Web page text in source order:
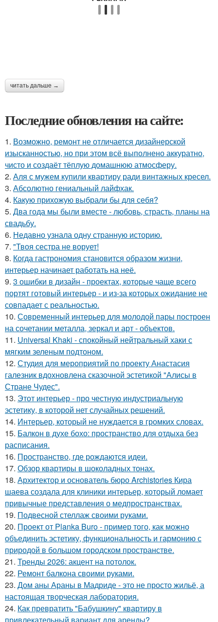
читать дальше →
Последние обновления на сайте:
1. Возможно, ремонт не отличается дизайнерской
изысканностью, но при этом всё выполнено аккуратно,
чисто и создаёт тёплую домашнюю атмосферу.
2. Аля с мужем купили квартиру ради винтажных кресел.
3. Абсолютно гениальный лайфхак.
4. Какую прихожую выбрали бы для себя?
5. Два года мы были вместе - любовь, страсть, планы на
свадьбу.
6. Недавно узнала одну странную историю.
7. "Твоя сестра не ворует!
8. Когда гастрономия становится образом жизни,
интерьер начинает работать на неё.
9. 3 ошибки в дизайн - проектах, которые чаще всего
портят готовый интерьер - и из-за которых ожидание не
совпадает с реальностью.
10. Современный интерьер для молодой пары построен
на сочетании металла, зеркал и арт - объектов.
11. Universal Khaki - спокойный нейтральный хаки с
мягким зеленым подтоном.
12. Студия для мероприятий по проекту Анастасия
галезник вдохновлена сказочной эстетикой "Алисы в
Стране Чудес".
13. Этот интерьер - про честную индустриальную
эстетику, в которой нет случайных решений.
14. Интерьер, который не нуждается в громких словах.
15. Балкон в духе бохо: пространство для отдыха без
расписания.
16. Пространство, где рождаются идеи.
17. Обзор квартиры в шоколадных тонах.
18. Архитектор и основатель бюро Archistories Кира
шаева создала для клиники интерьер, который ломает
привычные представления о медпространствах.
19. Подвесной стеллаж своими руками.
20. Проект от Planka Buro - пример того, как можно
объединить эстетику, функциональность и гармонию с
природой в большом городском пространстве.
21. Тренды 2026: акцент на потолок.
22. Ремонт балкона своими руками.
23. Дом аны Араны в Мадриде - это не просто жильё, а
настоящая творческая лаборатория.
24. Как превратить "Бабушкину" квартиру в
привлекательный вариант для аренды?